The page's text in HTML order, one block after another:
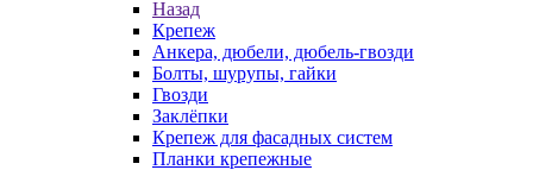
Назад
Крепеж
Анкера, дюбели, дюбель-гвозди
Болты, шурупы, гайки
Гвозди
Заклёпки
Крепеж для фасадных систем
Планки крепежные